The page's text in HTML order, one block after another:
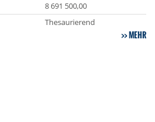
8 691 500,00
Thesaurierend
MEHR